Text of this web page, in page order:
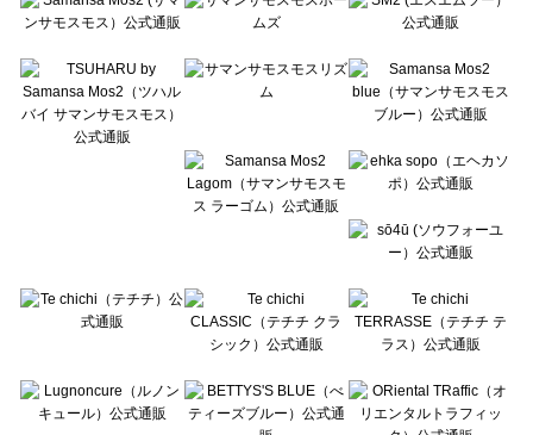
Te chichi CLASSIC（テチチ クラシック）の一覧
Lugnoncure（ルノンキュール）の一覧
BETTY'S BLUE（べティーズブルー）の一覧
Wpc.（ワールドパーティー）の一覧